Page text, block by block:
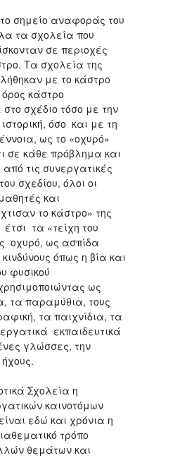
σημείο αναφοράς του
τα σχολεία που
σε περιοχές
Τα σχολεία της
με το κάστρο
κάστρο
στο σχέδιο τόσο με την
όσο και με τη
ως το «οχυρό»
σε κάθε πρόβλημα και
τις συνεργατικές
σχεδίου, όλοι οι
και
το κάστρο» της
τα «τείχη του
οχυρό, ως ασπίδα
όπως η βία και
φυσικού
ως
τα παραμύθια, τους
τα παιχνίδια, τα
εκπαιδευτικά
γλώσσες, την
Σχολεία η
καινοτόμων
εδώ και χρόνια η
τρόπο
θεμάτων και